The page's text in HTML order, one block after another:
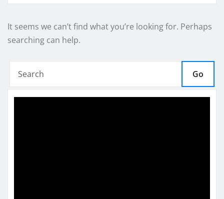
It seems we can’t find what you’re looking for. Perhaps
searching can help.
Go